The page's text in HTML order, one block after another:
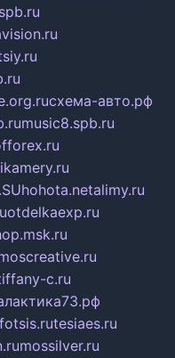
схема-авто.рф
music8.spb.ru
hohota.netalimy.ru
otdelkaexp.ru
c.ru
fotsis.rutesiaes.ru
mossilver.ru